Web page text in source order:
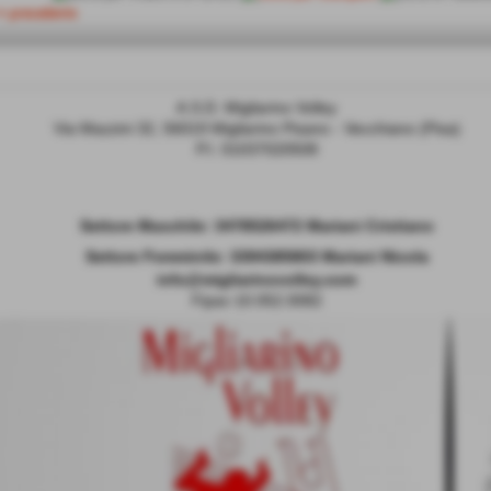
<< precedente
A.S.D. Migliarino Volley
Via Mazzini 32, 56019 Migliarino Pisano - Vecchiano (Pisa)
Settore Maschile:
3478526472 Mariani Cristiano
Settore Femminile: 3394385803 Mariani Nicola
info@migliarinovolley.com
Fipav 10.052.0082